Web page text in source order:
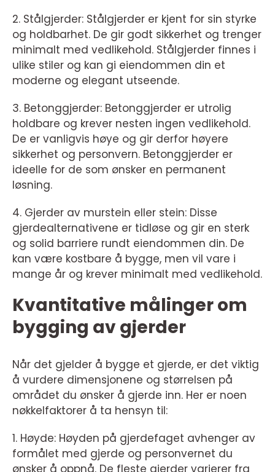
2. Stålgjerder: Stålgjerder er kjent for sin styrke
og holdbarhet. De gir godt sikkerhet og trenger
minimalt med vedlikehold. Stålgjerder finnes i
ulike stiler og kan gi eiendommen din et
moderne og elegant utseende.
3. Betonggjerder: Betonggjerder er utrolig
holdbare og krever nesten ingen vedlikehold.
De er vanligvis høye og gir derfor høyere
sikkerhet og personvern. Betonggjerder er
ideelle for de som ønsker en permanent
løsning.
4. Gjerder av murstein eller stein: Disse
gjerdealternativene er tidløse og gir en sterk
og solid barriere rundt eiendommen din. De
kan være kostbare å bygge, men vil vare i
mange år og krever minimalt med vedlikehold.
Kvantitative målinger om
bygging av gjerder
Når det gjelder å bygge et gjerde, er det viktig
å vurdere dimensjonene og størrelsen på
området du ønsker å gjerde inn. Her er noen
nøkkelfaktorer å ta hensyn til:
1. Høyde: Høyden på gjerdefaget avhenger av
formålet med gjerde og personvernet du